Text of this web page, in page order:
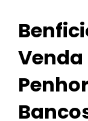
Venda